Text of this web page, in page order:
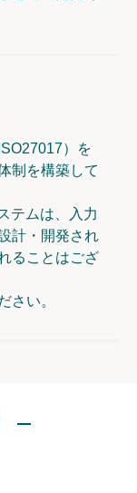
）を
制を構築して
テムは、入力
計・開発され
ることはござ
さい。